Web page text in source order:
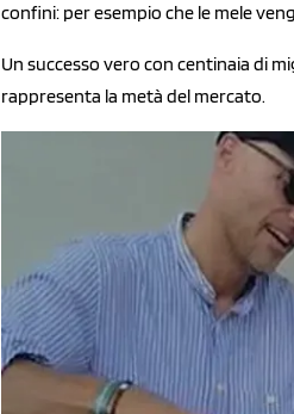
confini: per esempio che le mele
Un successo vero con centinaia di
rappresenta la metà del mercato.